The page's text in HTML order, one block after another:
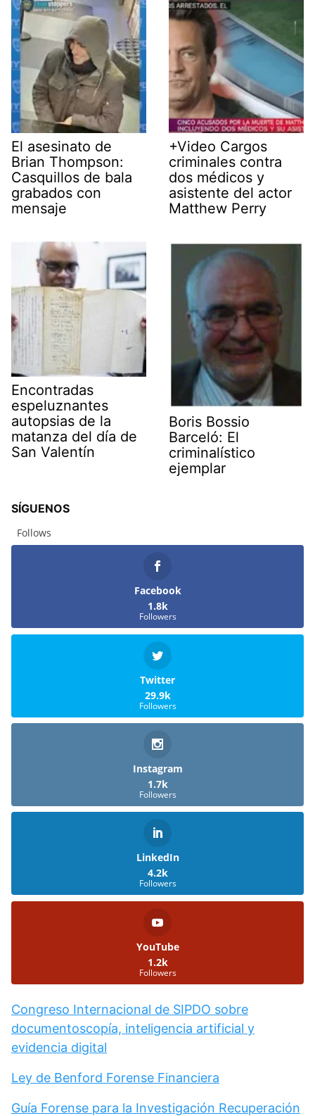
El asesinato de
Brian Thompson:
Casquillos de bala
grabados con
mensaje
+Video Cargos
criminales contra
dos médicos y
asistente del actor
Matthew Perry
Encontradas
espeluznantes
autopsias de la
matanza del día de
San Valentín
Boris Bossio
Barceló: El
criminalístico
ejemplar
SÍGUENOS
Follows
Facebook
1.8k
Followers
Twitter
29.9k
Followers
Instagram
1.7k
Followers
LinkedIn
4.2k
Followers
YouTube
1.2k
Followers
Congreso Internacional de SIPDO sobre
documentoscopía, inteligencia artificial y
evidencia digital
Ley de Benford Forense Financiera
Guía Forense para la Investigación Recuperación